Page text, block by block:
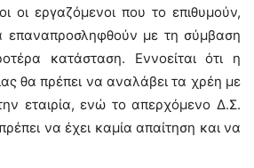
οι εργαζόμενοι που το επιθυμούν,
επαναπροσληφθούν με τη σύμβαση
κατάσταση. Εννοείται ότι η
θα πρέπει να αναλάβει τα χρέη με
εταιρία, ενώ το απερχόμενο Δ.Σ.
να έχει καμία απαίτηση και να